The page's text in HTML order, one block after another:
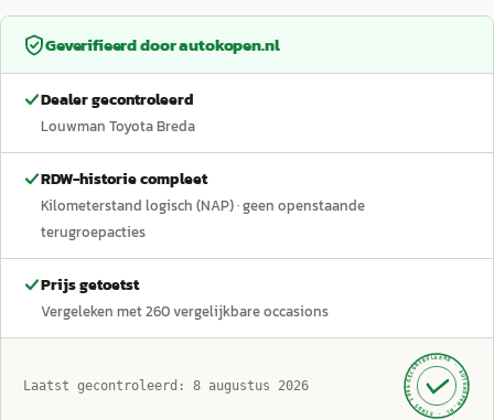
Geverifieerd doorautokopen.nl
Dealer gecontroleerd
Louwman Toyota Breda
RDW-historie compleet
Kilometerstand logisch (NAP)· geen openstaande
terugroepacties
Prijs getoetst
Vergeleken met260vergelijkbare occasions
Laatst gecontroleerd: 8 augustus 2026 GECONTROLEERD ·
AUTOKOPEN.NL
· SINDS 1999 ·